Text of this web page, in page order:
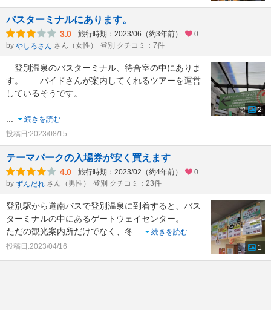
バスターミナルにあります。
3.0 旅行時期：2023/06（約3年前）
0
by やしろさん さん（女性） 登別 クチコミ：7件
登別温泉のバスターミナル、待合室の中にありま
す。 バイドさんが案内してくれるツアーを運営
しているそうです。
...
続きを読む
投稿日:2023/08/15
2
テーマパークの入場券が安く買えます
4.0 旅行時期：2023/02（約4年前）
0
by ずんだれ さん（男性） 登別 クチコミ：23件
登別駅から道南バスで登別温泉に到着すると、バス
ターミナルの中にあるゲートウェイセンター。
ただの観光案内所だけでなく、冬...
続きを読む
投稿日:2023/04/16
1